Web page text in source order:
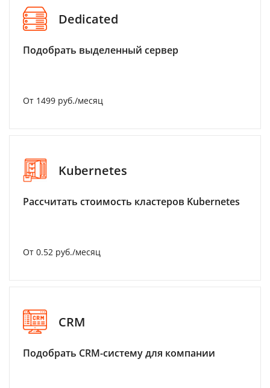
Dedicated
Подобрать выделенный сервер
От 1499 руб./месяц
Kubernetes
Рассчитать стоимость кластеров Kubernetes
От 0.52 руб./месяц
CRM
Подобрать CRM-систему для компании